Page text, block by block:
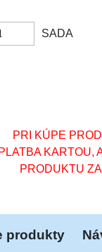
SADA
PRI KÚPE
PLATBA KARTOU,
PRODUKTU
produkty